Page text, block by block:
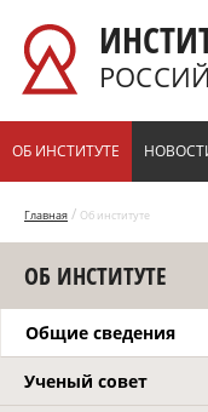
ОБ ИНСТИТУТЕ
Главная / Об институте
ОБ ИНСТИТУТЕ
Общие сведения
Ученый совет